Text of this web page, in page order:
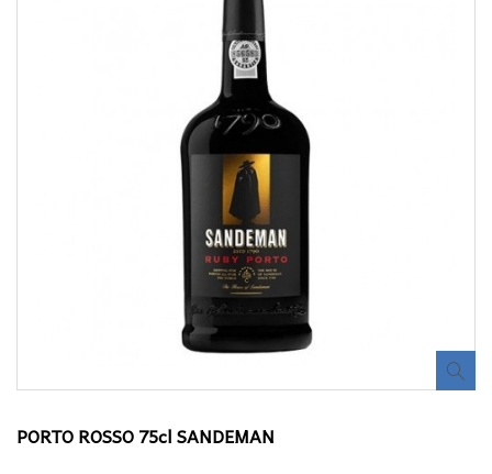
PORTO ROSSO 75cl SANDEMAN